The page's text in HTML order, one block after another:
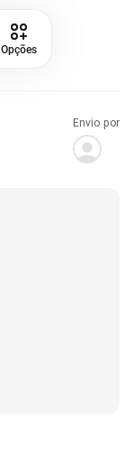
Opções
Envio por